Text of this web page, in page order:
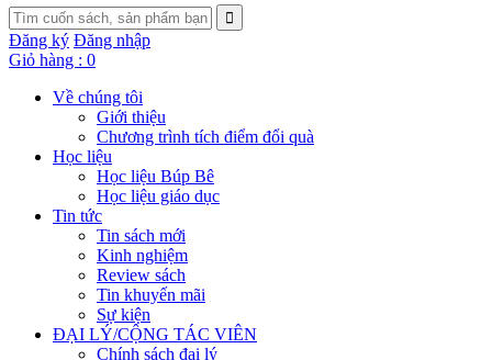
Đăng ký Đăng nhập
Giỏ hàng : 0
Về chúng tôi
Giới thiệu
Chương trình tích điểm đổi quà
Học liệu
Học liệu Búp Bê
Học liệu giáo dục
Tin tức
Tin sách mới
Kinh nghiệm
Review sách
Tin khuyến mãi
Sự kiện
ĐẠI LÝ/CỘNG TÁC VIÊN
Chính sách đại lý